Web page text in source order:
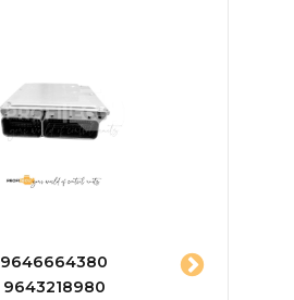
9646664380
9643218980